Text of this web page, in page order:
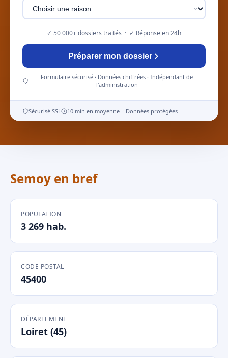
✓ 50 000+ dossiers traités · ✓ Réponse en 24h
Préparer mon dossier
Formulaire sécurisé · Données chiffrées · Indépendant de
l'administration
Sécurisé SSL 10 min en moyenne Données protégées
Semoy en bref
POPULATION
3 269 hab.
CODE POSTAL
45400
DÉPARTEMENT
Loiret (45)